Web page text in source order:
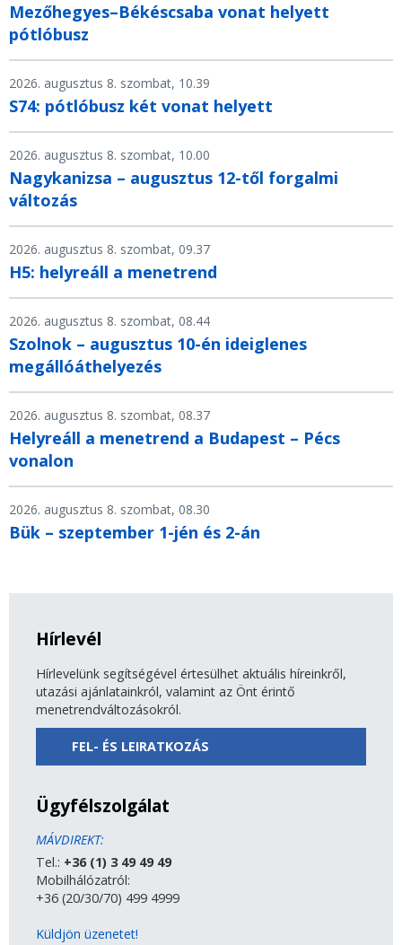
Mezőhegyes–Békéscsaba vonat helyett
pótlóbusz
2026. augusztus 8. szombat, 10.39
S74: pótlóbusz két vonat helyett
2026. augusztus 8. szombat, 10.00
Nagykanizsa – augusztus 12-től forgalmi
változás
2026. augusztus 8. szombat, 09.37
H5: helyreáll a menetrend
2026. augusztus 8. szombat, 08.44
Szolnok – augusztus 10-én ideiglenes
megállóáthelyezés
2026. augusztus 8. szombat, 08.37
Helyreáll a menetrend a Budapest – Pécs
vonalon
2026. augusztus 8. szombat, 08.30
Bük – szeptember 1-jén és 2-án
Hírlevél
Hírlevelünk segítségével értesülhet aktuális híreinkről,
utazási ajánlatainkról, valamint az Önt érintő
menetrendváltozásokról.
FEL- ÉS LEIRATKOZÁS
Ügyfélszolgálat
MÁVDIREKT:
Tel.: +36 (1) 3 49 49 49
Mobilhálózatról:
+36 (20/30/70) 499 4999
Küldjön üzenetet!